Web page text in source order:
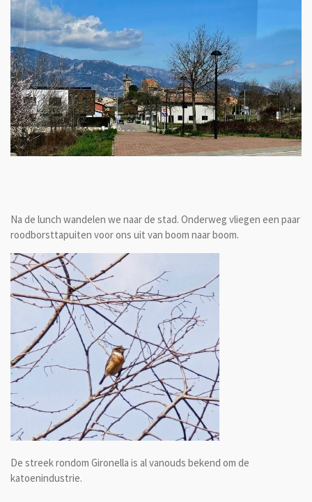
Na de lunch wandelen we naar de stad. Onderweg vliegen een paar
roodborsttapuiten voor ons uit van boom naar boom.
De streek rondom Gironella is al vanouds bekend om de
katoenindustrie.